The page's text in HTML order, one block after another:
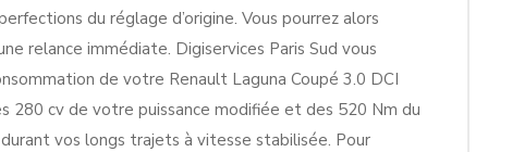
du réglage d’origine. Vous pourrez alors
relance immédiate. Digiservices Paris Sud vous
de votre Renault Laguna Coupé 3.0 DCI
280 cv de votre puissance modifiée et des 520 Nm du
vos longs trajets à vitesse stabilisée. Pour